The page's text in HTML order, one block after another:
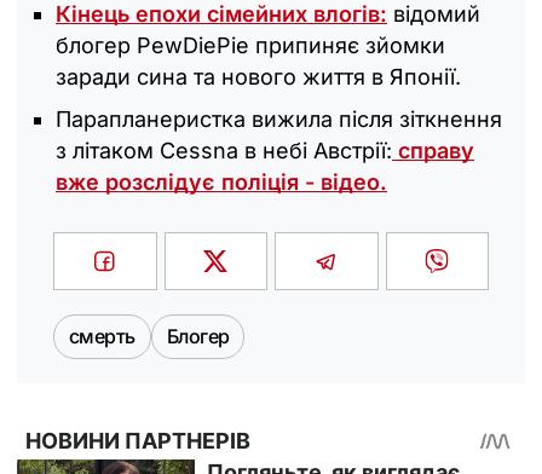
Кінець епохи сімейних влогів: відомий
блогер PewDiePie припиняє зйомки
заради сина та нового життя в Японії.
Парапланеристка вижила після зіткнення
з літаком Cessna в небі Австрії: справу
вже розслідує поліція - відео.
смерть Блогер